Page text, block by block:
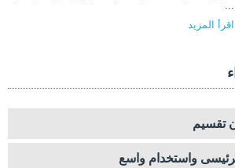
اقرأ المزيد
واستخدام واسع